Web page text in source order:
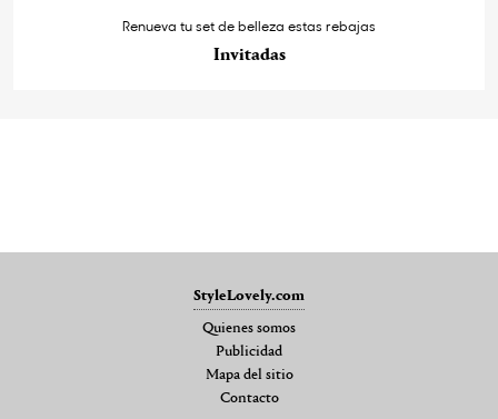
Renueva tu set de belleza estas rebajas
Invitadas
StyleLovely.com
Quienes somos
Publicidad
Mapa del sitio
Contacto